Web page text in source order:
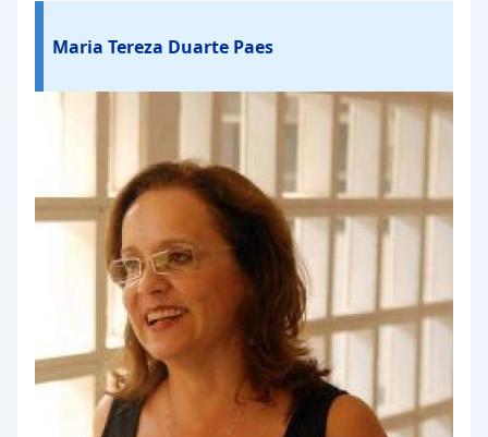
Maria Tereza Duarte Paes